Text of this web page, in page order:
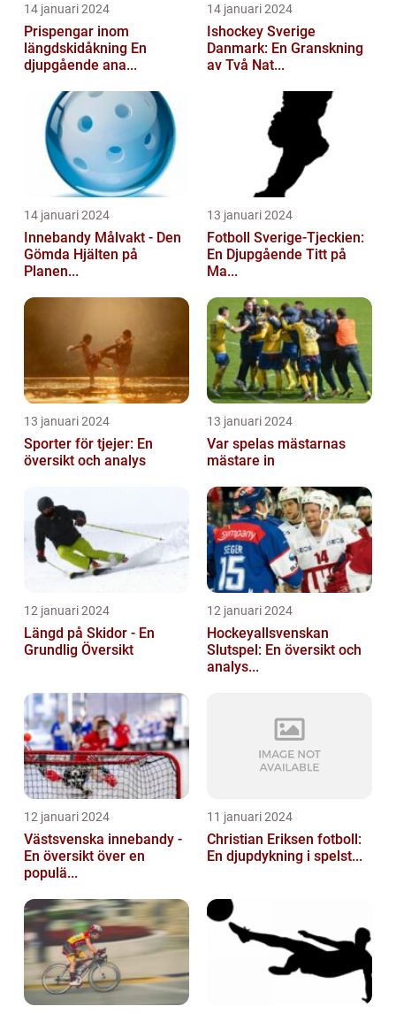
14 januari 2024
Prispengar inom
längdskidåkning En
djupgående ana...
14 januari 2024
Ishockey Sverige
Danmark: En Granskning
av Två Nat...
14 januari 2024
Innebandy Målvakt - Den
Gömda Hjälten på
Planen...
13 januari 2024
Fotboll Sverige-Tjeckien:
En Djupgående Titt på
Ma...
13 januari 2024
Sporter för tjejer: En
översikt och analys
13 januari 2024
Var spelas mästarnas
mästare in
12 januari 2024
Längd på Skidor - En
Grundlig Översikt
12 januari 2024
Hockeyallsvenskan
Slutspel: En översikt och
analys...
12 januari 2024
Västsvenska innebandy -
En översikt över en
populä...
11 januari 2024
Christian Eriksen fotboll:
En djupdykning i spelst...